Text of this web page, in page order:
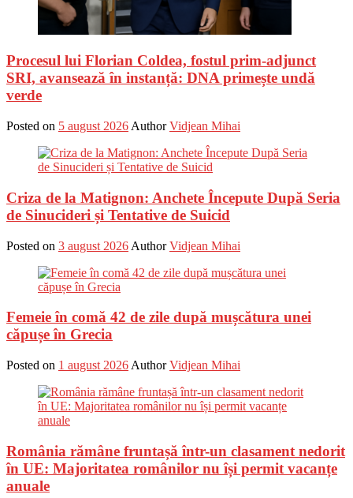
Procesul lui Florian Coldea, fostul prim-adjunct
SRI, avansează în instanță: DNA primește undă
verde
Posted on 5 august 2026 Author Vidjean Mihai
Criza de la Matignon: Anchete Începute După Seria
de Sinucideri și Tentative de Suicid
Posted on 3 august 2026 Author Vidjean Mihai
Femeie în comă 42 de zile după mușcătura unei
căpușe în Grecia
Posted on 1 august 2026 Author Vidjean Mihai
România rămâne fruntașă într-un clasament nedorit
în UE: Majoritatea românilor nu își permit vacanțe
anuale